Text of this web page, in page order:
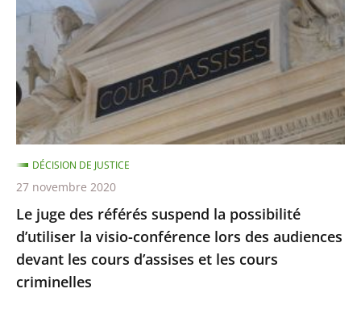
référés
suspend
possibilité
d’utiliser
la
visio-
conférence
lors
des
audiences
devant
les
Le juge des référés suspend la possibilité
d’utiliser la visio-conférence lors des audiences
devant les cours d’assises et les cours
criminelles
DÉCISION DE JUSTICE
27 novembre 2020